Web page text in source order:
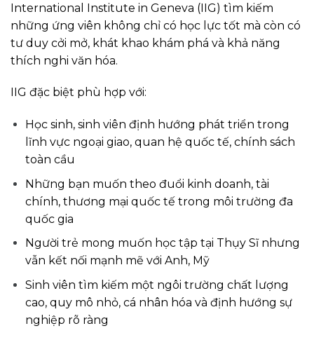
International Institute in Geneva (IIG) tìm kiếm
những ứng viên không chỉ có học lực tốt mà còn có
tư duy cởi mở, khát khao khám phá và khả năng
thích nghi văn hóa.
IIG đặc biệt phù hợp với:
Học sinh, sinh viên định hướng phát triển trong
lĩnh vực ngoại giao, quan hệ quốc tế, chính sách
toàn cầu
Những bạn muốn theo đuổi kinh doanh, tài
chính, thương mại quốc tế trong môi trường đa
quốc gia
Người trẻ mong muốn học tập tại Thụy Sĩ nhưng
vẫn kết nối mạnh mẽ với Anh, Mỹ
Sinh viên tìm kiếm một ngôi trường chất lượng
cao, quy mô nhỏ, cá nhân hóa và định hướng sự
nghiệp rõ ràng